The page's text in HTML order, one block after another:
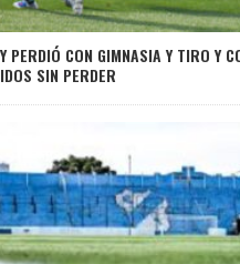
PERDIÓ CON GIMNASIA Y TIRO Y
SIN PERDER